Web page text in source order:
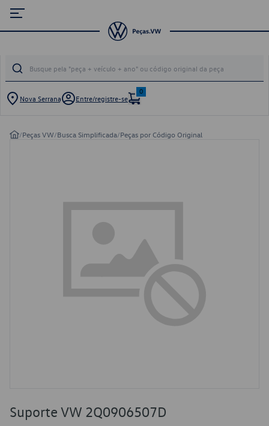
Nova Serrana Entre/registre-se
0
/Peças VW/Busca Simplificada/Peças por Código Original
Suporte VW 2Q0906507D